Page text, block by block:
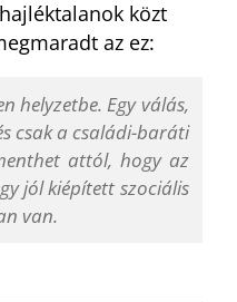
közt
az ez:
helyzetbe. Egy válás,
csak a családi-baráti
attól, hogy az
jól kiépített szociális
van.